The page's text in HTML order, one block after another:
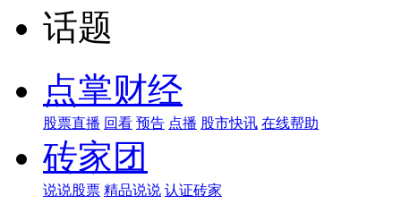
话题
点掌财经
股票直播 回看 预告 点播 股市快讯 在线帮助
砖家团
说说股票 精品说说 认证砖家